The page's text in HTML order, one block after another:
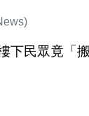
下民眾竟「